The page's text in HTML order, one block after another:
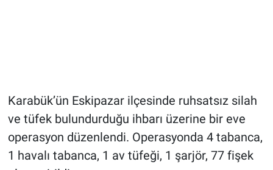
Karabük’ün Eskipazar ilçesinde ruhsatsız silah
ve tüfek bulundurduğu ihbarı üzerine bir eve
operasyon düzenlendi. Operasyonda 4 tabanca,
1 havalı tabanca, 1 av tüfeği, 1 şarjör, 77 fişek